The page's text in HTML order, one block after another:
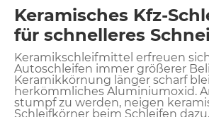
Keramisches Kfz-
für schnelleres
Keramikschleifmittel erfreuen
Autoschleifen immer größerer
Keramikkörnung länger scharf
herkömmliches Aluminiumoxid.
stumpf zu werden, neigen
Schleifkörner beim Schleifen